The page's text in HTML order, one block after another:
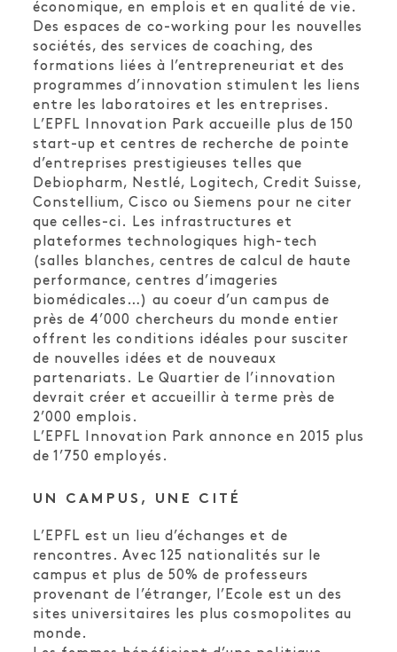
économique, en emplois et en qualité de vie.
Des espaces de co-working pour les nouvelles
sociétés, des services de coaching, des
formations liées à l’entrepreneuriat et des
programmes d’innovation stimulent les liens
entre les laboratoires et les entreprises.
L’EPFL Innovation Park accueille plus de 150
start-up et centres de recherche de pointe
d’entreprises prestigieuses telles que
Debiopharm, Nestlé, Logitech, Credit Suisse,
Constellium, Cisco ou Siemens pour ne citer
que celles-ci. Les infrastructures et
plateformes technologiques high-tech
(salles blanches, centres de calcul de haute
performance, centres d’imageries
biomédicales…) au coeur d’un campus de
près de 4’000 chercheurs du monde entier
offrent les conditions idéales pour susciter
de nouvelles idées et de nouveaux
partenariats. Le Quartier de l’innovation
devrait créer et accueillir à terme près de
2’000 emplois.
L’EPFL Innovation Park annonce en 2015 plus
de 1’750 employés.
UN CAMPUS, UNE CITÉ
L’EPFL est un lieu d’échanges et de
rencontres. Avec 125 nationalités sur le
campus et plus de 50% de professeurs
provenant de l’étranger, l’Ecole est un des
sites universitaires les plus cosmopolites au
monde.